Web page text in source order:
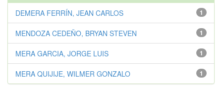
1
DEMERA FERRÍN, JEAN CARLOS
1
MENDOZA CEDEÑO, BRYAN STEVEN
1
MERA GARCIA, JORGE LUIS
1
MERA QUIJIJE, WILMER GONZALO